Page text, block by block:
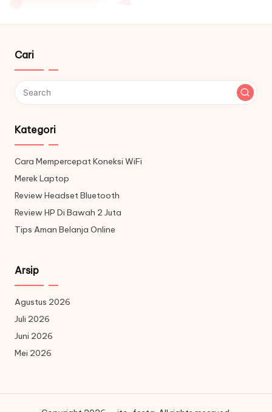
Cari
Kategori
Cara Mempercepat Koneksi WiFi
Merek Laptop
Review Headset Bluetooth
Review HP Di Bawah 2 Juta
Tips Aman Belanja Online
Arsip
Agustus 2026
Juli 2026
Juni 2026
Mei 2026